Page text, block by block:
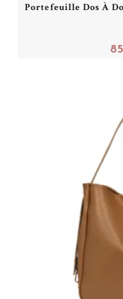
Portefeuille Dos À